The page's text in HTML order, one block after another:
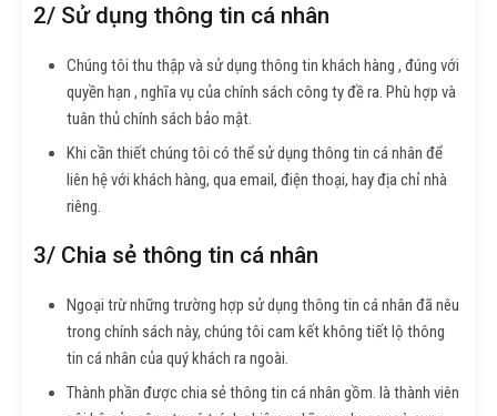
2/ Sử dụng thông tin cá nhân
Chúng tôi thu thập và sử dụng thông tin khách hàng , đúng với
quyền hạn , nghĩa vụ của chính sách công ty đề ra. Phù hợp và
tuân thủ chính sách bảo mật.
Khi cần thiết chúng tôi có thể sử dụng thông tin cá nhân để
liên hệ với khách hàng, qua email, điện thoại, hay địa chỉ nhà
riêng.
3/ Chia sẻ thông tin cá nhân
Ngoại trừ những trường hợp sử dụng thông tin cá nhân đã nêu
trong chính sách này, chúng tôi cam kết không tiết lộ thông
tin cá nhân của quý khách ra ngoài.
Thành phần được chia sẻ thông tin cá nhân gồm. là thành viên